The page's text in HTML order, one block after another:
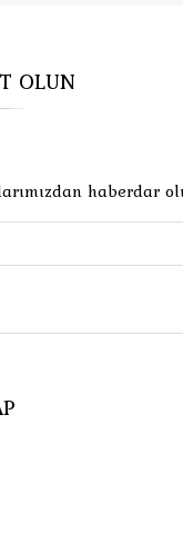
OLUN
haberdar